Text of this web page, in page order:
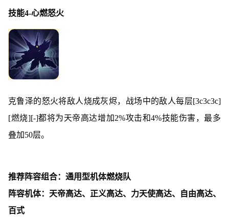
技能4-心燃怒火
克鲁泽的怒火将敌人烧成灰烬，战场中的敌人每层[3c3c3c]
[燃烧][-]都将为天帝高达增加2%攻击和4%技能伤害，最多
叠加50层。
推荐阵容组合：通用型机体燃烧队
阵容机体：天帝高达、正义高达、力天使高达、自由高达、
百式